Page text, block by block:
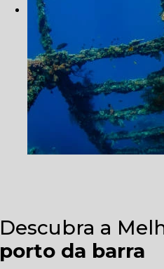
Descubra a
porto da barra